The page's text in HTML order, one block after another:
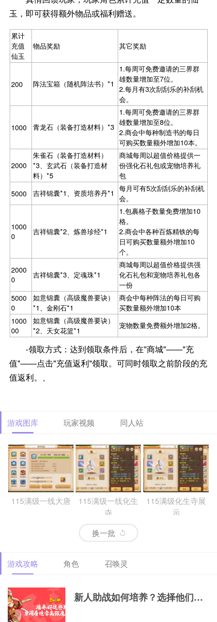
玉，即可获得额外物品或福利赠送。
累计
充值
仙玉
物品奖励 其它奖励
200 阵法宝箱（随机阵法书）*1
1.每周可免费邀请的三界群
雄数量增加至7位。
2.每月有3次刮刮乐的补刮机
会。
1000 青龙石（装备打造材料）*3
1.每周可免费邀请的三界群
雄数量增加至8位。
2.商会中每种制造书的每日
可购买数量额外增加10本。
2000
朱雀石（装备打造材料）
*3、玄武石（装备打造材
料）*5
商城每周以超值价格提供一
份强化石礼包或宠物培养礼
包
5000
吉祥锦囊*1、资质培养丹*1
每月可有5次刮刮乐的补刮机
会。
1000
0
吉祥锦囊*2、炼兽珍经*1
1.包裹格子数量免费增加10
格。
2.商会中各种百炼精铁的每
日可购买数量额外增加10
个。
2000
0
吉祥锦囊*3、定魂珠*1
商城每周以超值价格提供强
化石礼包和宠物培养礼包各
一份
5000
0
如意锦囊（高级魔兽要诀）
*1、金刚石*1
商会中每种阵法的每日可购
买数量额外增加10本
1000
00
如意锦囊（高级魔兽要诀）
*2、天女花篮*1
宠物数量免费额外增加2格。
-领取方式：达到领取条件后，在"商城"——"充
值"——点击"充值返利"领取。可同时领取之前阶段的充
值返利。、
游戏图库 玩家视频 同人站
115满级一线大唐
115满级一线化生
寺
115满级化生寺展
示
示
示
换一批
游戏攻略 角色 召唤灵
新人助战如何培养？选择他们，一